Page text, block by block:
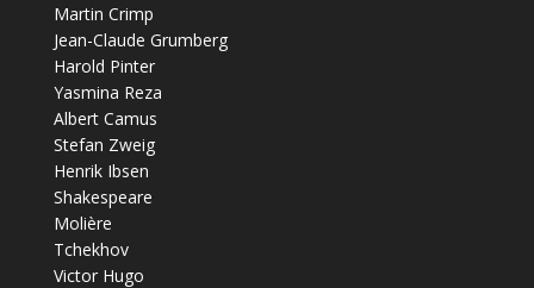
Martin Crimp
Jean-Claude Grumberg
Harold Pinter
Yasmina Reza
Albert Camus
Stefan Zweig
Henrik Ibsen
Shakespeare
Molière
Tchekhov
Victor Hugo